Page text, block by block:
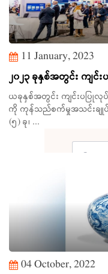
11 January, 2023
၂၀၂၃ ခုနှစ်အတွင်း ကျင်
ယခုနှစ်အတွင်း ကျင်းပပြုလု
ကို‌ ကုန်သည်စက်မှုအသင်းချုပ်
(၅) ခု၊ ...
04 October, 2022